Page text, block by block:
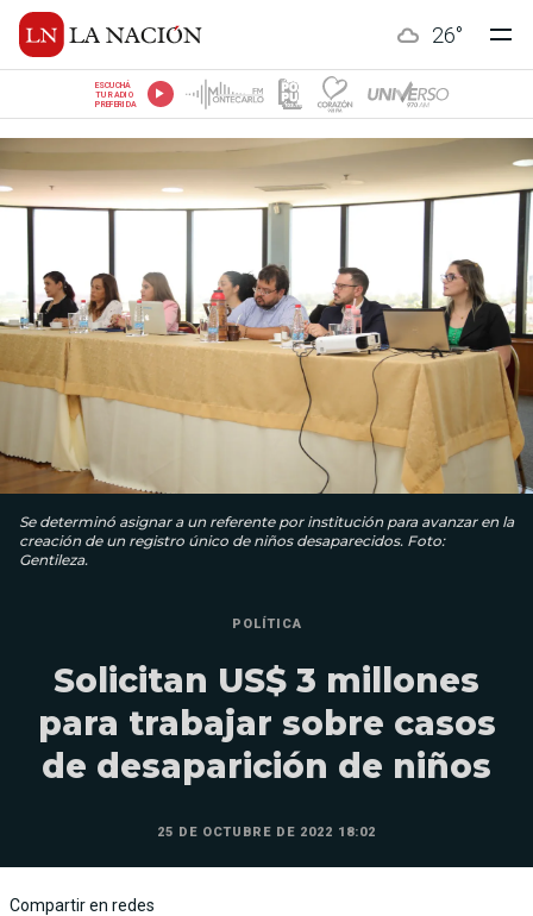
26°
ESCUCHÁ
TU RADIO
PREFERIDA
Se determinó asignar a un referente por institución para avanzar en la
creación de un registro único de niños desaparecidos. Foto:
Gentileza.
POLÍTICA
Solicitan US$ 3 millones
para trabajar sobre casos
de desaparición de niños
25 DE OCTUBRE DE 2022 18:02
Compartir en redes